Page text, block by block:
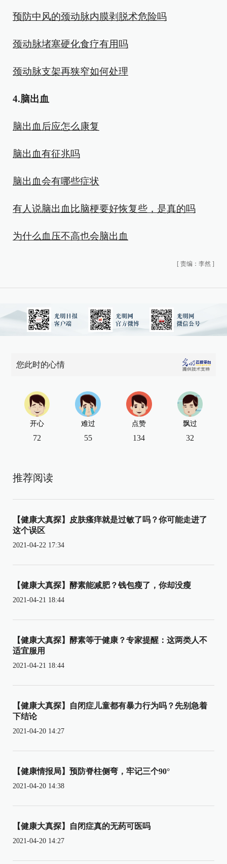
预防中风的颈动脉内膜剥脱术危险吗
颈动脉堵塞硬化食疗有用吗
颈动脉支架再狭窄如何处理
4.脑出血
脑出血后应怎么康复
脑出血有征兆吗
脑出血会有哪些症状
有人说脑出血比脑梗要好恢复些，是真的吗
为什么血压不高也会脑出血
[ 责编：李然 ]
您此时的心情
开心
72
难过
55
点赞
134
飘过
32
推荐阅读
【健康大真探】皮肤瘙痒就是过敏了吗？你可能走进了
这个误区
2021-04-22 17:34
【健康大真探】酵素能减肥？钱包瘦了，你却没瘦
2021-04-21 18:44
【健康大真探】酵素等于健康？专家提醒：这两类人不
适宜服用
2021-04-21 18:44
【健康大真探】自闭症儿童都有暴力行为吗？先别急着
下结论
2021-04-20 14:27
【健康情报局】预防脊柱侧弯，牢记三个90°
2021-04-20 14:38
【健康大真探】自闭症真的无药可医吗
2021-04-20 14:27